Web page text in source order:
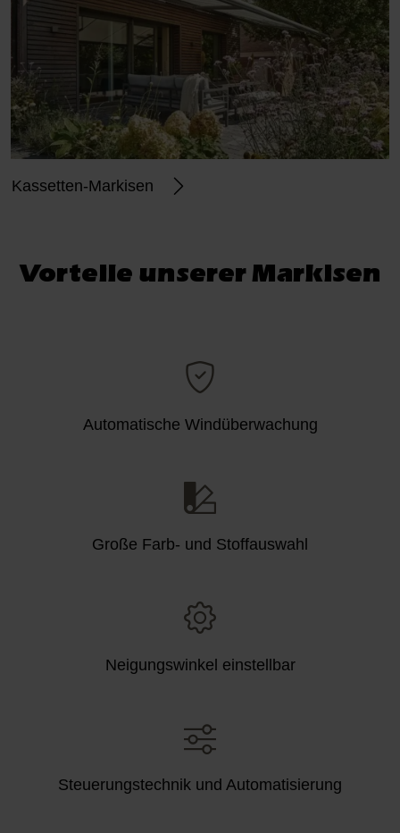
Kassetten-Markisen
Vorteile unserer Markisen
Automatische Windüberwachung
Große Farb- und Stoffauswahl
Neigungswinkel einstellbar
Steuerungstechnik und Automatisierung